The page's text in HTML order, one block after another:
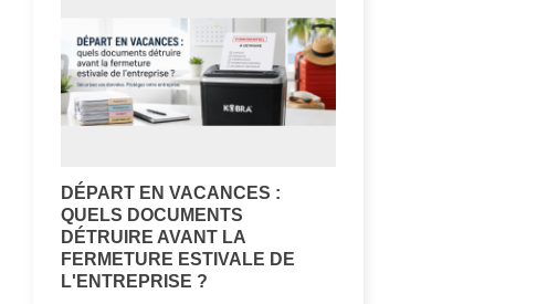
DÉPART EN VACANCES :
QUELS DOCUMENTS
DÉTRUIRE AVANT LA
FERMETURE ESTIVALE DE
L'ENTREPRISE ?